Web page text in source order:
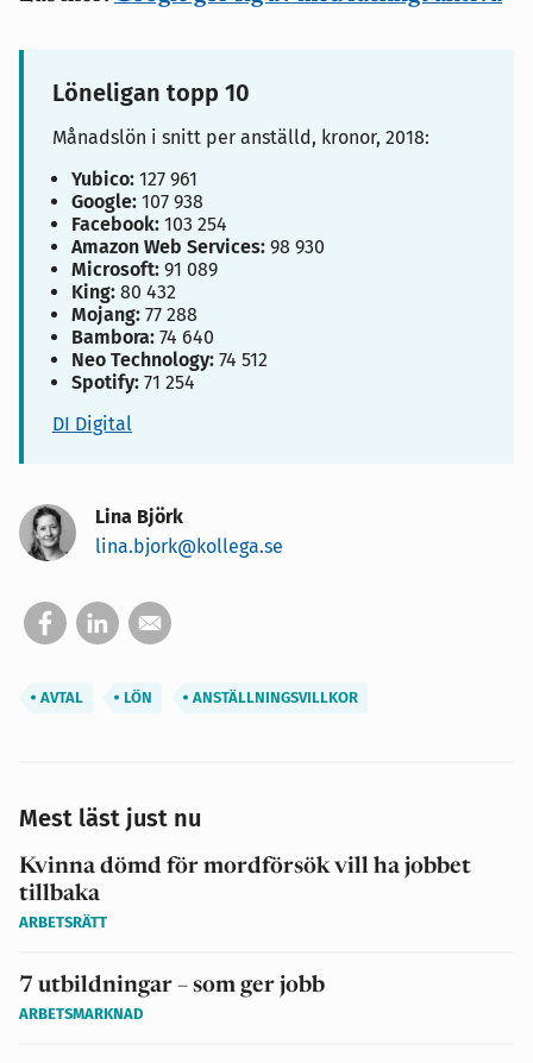
Löneligan topp 10
Månadslön i snitt per anställd, kronor, 2018:
Yubico: 127 961
Google: 107 938
Facebook: 103 254
Amazon Web Services: 98 930
Microsoft: 91 089
King: 80 432
Mojang: 77 288
Bambora: 74 640
Neo Technology: 74 512
Spotify: 71 254
DI Digital
Lina Björk
lina.bjork@kollega.se
AVTAL LÖN ANSTÄLLNINGSVILLKOR
Mest läst just nu
Kvinna dömd för mordförsök vill ha jobbet
tillbaka
ARBETSRÄTT
7 utbildningar – som ger jobb
ARBETSMARKNAD